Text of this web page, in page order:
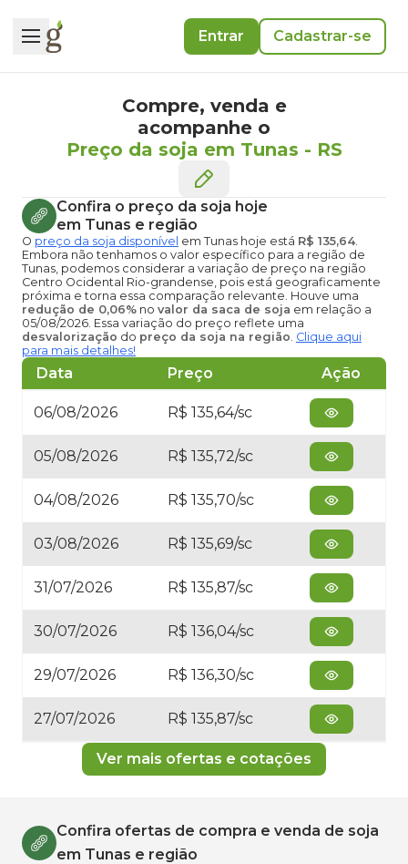
Entrar Cadastrar-se
Compre, venda e
acompanhe o
Preço da soja em Tunas - RS
Confira o preço da soja hoje
em Tunas e região
O preço da soja disponível em Tunas hoje está R$ 135,64.
Embora não tenhamos o valor específico para a região de
Tunas, podemos considerar a variação de preço na região
Centro Ocidental Rio-grandense, pois está geograficamente
próxima e torna essa comparação relevante. Houve uma
redução de 0,06% no valor da saca de soja em relação a
05/08/2026. Essa variação do preço reflete uma
desvalorização do preço da soja na região. Clique aqui
para mais detalhes!
Data Preço Ação
06/08/2026 R$ 135,64/sc
05/08/2026 R$ 135,72/sc
04/08/2026 R$ 135,70/sc
03/08/2026 R$ 135,69/sc
31/07/2026 R$ 135,87/sc
30/07/2026 R$ 136,04/sc
29/07/2026 R$ 136,30/sc
27/07/2026 R$ 135,87/sc
Ver mais ofertas e cotações
Confira ofertas de compra e venda de soja
em Tunas e região